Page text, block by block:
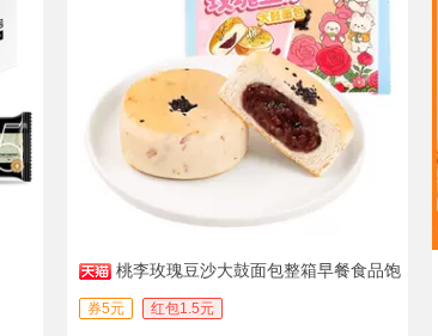
桃李玫瑰豆沙大鼓面包整箱早餐食品饱
腹休闲小零食豆沙夹心面包i
券5元 红包1.5元